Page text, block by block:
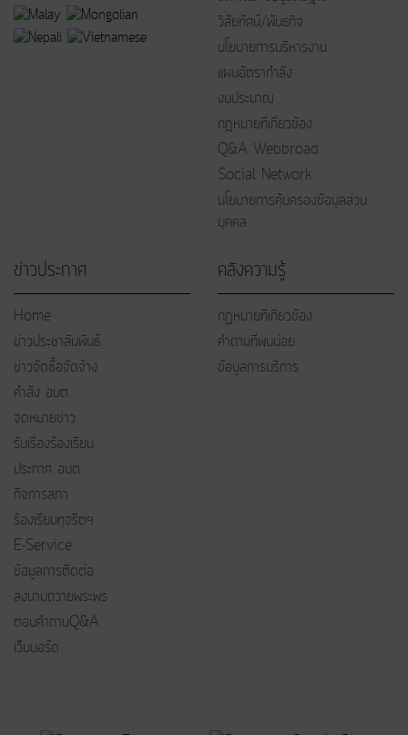
วิสัยทัศน์/พันธกิจ
นโยบายการบริหารงาน
แผนอัตรากำลัง
งบประมาณ
กฎหมายที่เกี่ยวข้อง
Q&A Webbroad
Social Network
นโยบายการคุ้มครองข้อมูลส่วน
บุคคล
ข่าวประกาศ
Home
ข่าวประชาสัมพันธ์
ข่าวจัดซื้อจัดจ้าง
คำสั่ง อบต.
จดหมายข่าว
รับเรื่องร้องเรียน
ประกาศ อบต.
กิจการสภา
ร้องเรียนทุจริตฯ
E-Service
ข้อมูลการติดต่อ
ลงนามถวายพระพร
ตอบคำถามQ&A
เว็บบอร์ด
คลังความรู้
กฏหมายที่เกี่ยวข้อง
คำถามที่พบบ่อย
ข้อมูลการบริการ